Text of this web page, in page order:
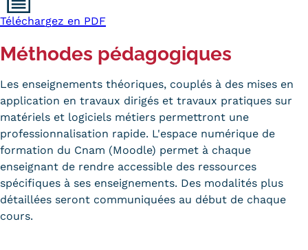
Formulaire de contact
Formations
Trouver votre formation
OFFRE EN BFC
OFFRE NATIONALE
Catalogue national
Équivalences, passerelles et
Téléchargez en PDF
Méthodes pédagogiques
Les enseignements théoriques, couplés à des mises en
application en travaux dirigés et travaux pratiques sur
matériels et logiciels métiers permettront une
professionnalisation rapide. L'espace numérique de
formation du Cnam (Moodle) permet à chaque
enseignant de rendre accessible des ressources
spécifiques à ses enseignements. Des modalités plus
détaillées seront communiquées au début de chaque
cours.